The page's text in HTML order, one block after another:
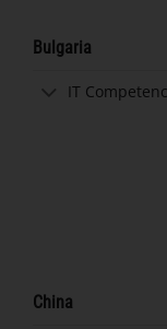
Bulgaria
IT
China